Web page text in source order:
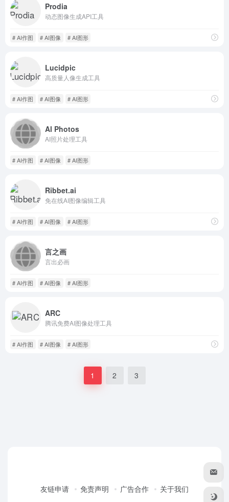
Prodia
动态图像生成API工具
# AI作图 # AI图像 # AI图形
Lucidpic
高质量人像生成工具
# AI作图 # AI图像 # AI图形
Al Photos
AI照片处理工具
# AI作图 # AI图像 # AI图形
Ribbet.ai
免在线AI图像编辑工具
# AI作图 # AI图像 # AI图形
言之画
言出必画
# AI作图 # AI图像 # AI图形
ARC
腾讯免费AI图像处理工具
# AI作图 # AI图像 # AI图形
1 2 3
友链申请 免责声明 广告合作 关于我们